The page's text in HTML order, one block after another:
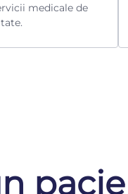
medicale de